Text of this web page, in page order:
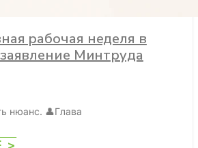
рабочая неделя в
Минтруда
нюанс. 👤Глава